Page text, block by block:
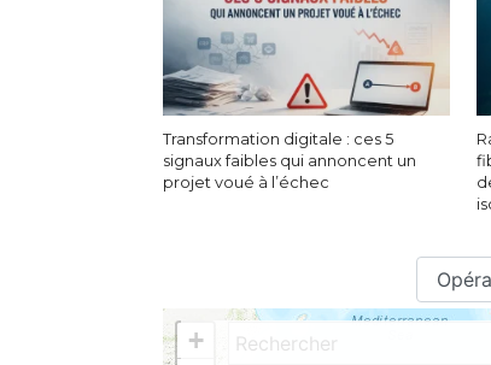
Transformation digitale : ces 5
signaux faibles qui annoncent un
projet voué à l’échec